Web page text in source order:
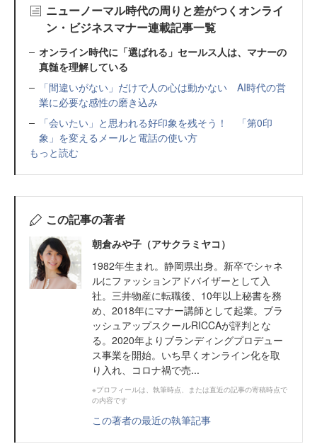
ニューノーマル時代の周りと差がつくオンライ
ン・ビジネスマナー連載記事一覧
オンライン時代に「選ばれる」セールス人は、マナーの
真髄を理解している
「間違いがない」だけで人の心は動かない AI時代の営
業に必要な感性の磨き込み
「会いたい」と思われる好印象を残そう！ 「第0印
象」を変えるメールと電話の使い方
もっと読む
この記事の著者
朝倉みや子（アサクラミヤコ）
1982年生まれ。静岡県出身。新卒でシャネ
ルにファッションアドバイザーとして入
社。三井物産に転職後、10年以上秘書を務
め、2018年にマナー講師として起業。ブラ
ッシュアップスクールRICCAが評判とな
る。2020年よりブランディングプロデュー
ス事業を開始。いち早くオンライン化を取
り入れ、コロナ禍で売...
※プロフィールは、執筆時点、または直近の記事の寄稿時点で
の内容です
この著者の最近の執筆記事